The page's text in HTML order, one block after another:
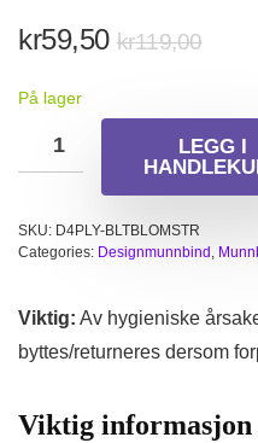
kr119,00
kr59,50
På lager
LEGG I
SKU: D4PLY-BLTBLOMSTR
Categories: Designmunnbind ,
Viktig: Av hygieniske
byttes/returneres dersom
Viktig informasjon